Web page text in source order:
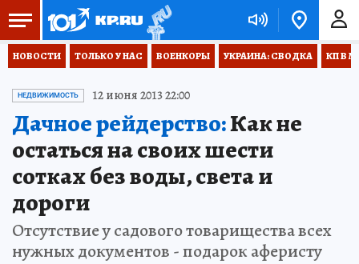
НОВОСТИ ТОЛЬКО У НАС ВОЕНКОРЫ УКРАИНА: СВОДКА КП В
НЕДВИЖИМОСТЬ 12 июня 2013 22:00
Дачное рейдерство:Как не
остаться на своих шести
сотках без воды, света и
дороги
Отсутствие у садового товарищества всех
нужных документов - подарок аферисту